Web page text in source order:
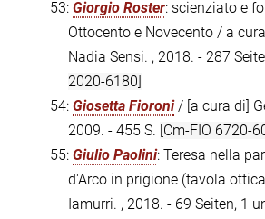
53: Giorgio Roster: scienziato e
Ottocento e Novecento / a
Nadia Sensi. , 2018. - 287
2020-6180]
54: Giosetta Fioroni/ [a cura di]
2009. - 455 S. [Cm-FIO 6720-
55: Giulio Paolini: Teresa nella
d'Arco in prigione (tavola
Iamurri. , 2018. - 69 Seiten, 1